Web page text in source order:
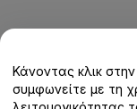
Κέντρο
Κάνοντας κλικ
συμφωνείτε με τη